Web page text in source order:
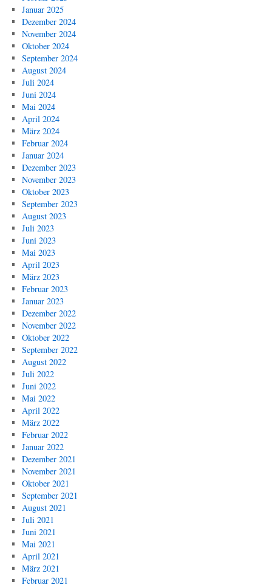
Januar 2025
Dezember 2024
November 2024
Oktober 2024
September 2024
August 2024
Juli 2024
Juni 2024
Mai 2024
April 2024
März 2024
Februar 2024
Januar 2024
Dezember 2023
November 2023
Oktober 2023
September 2023
August 2023
Juli 2023
Juni 2023
Mai 2023
April 2023
März 2023
Februar 2023
Januar 2023
Dezember 2022
November 2022
Oktober 2022
September 2022
August 2022
Juli 2022
Juni 2022
Mai 2022
April 2022
März 2022
Februar 2022
Januar 2022
Dezember 2021
November 2021
Oktober 2021
September 2021
August 2021
Juli 2021
Juni 2021
Mai 2021
April 2021
März 2021
Februar 2021